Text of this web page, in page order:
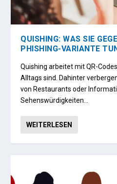
QUISHING: WAS SIE
PHISHING-VARIANTE
Quishing arbeitet mit QR-
Alltags sind. Dahinter
von Restaurants oder
Sehenswürdigkeiten…
WEITERLESEN